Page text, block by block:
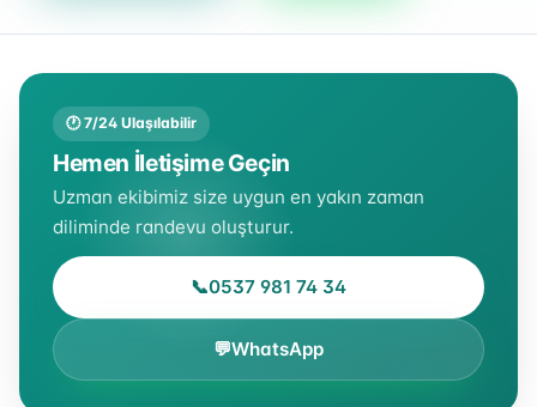
🕐 7/24 Ulaşılabilir
Hemen İletişime Geçin
Uzman ekibimiz size uygun en yakın zaman
diliminde randevu oluşturur.
📞0537 981 74 34
💬WhatsApp